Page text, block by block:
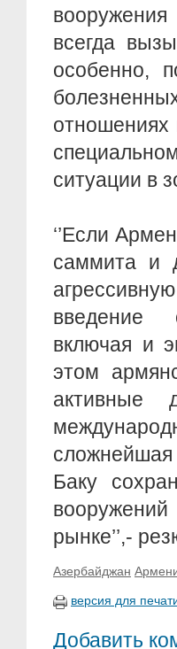
всегда
особенно,
отношениях
ситуации в
‘’Если
саммита и
введение
включая и
этом
активные
Баку
рынке’’,-
Азербайджан
версия для
Добавить